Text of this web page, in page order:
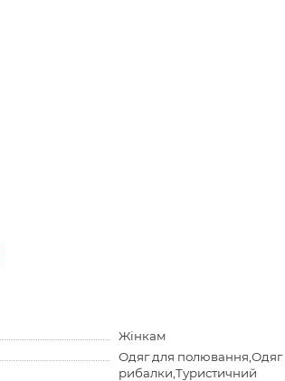
Жінкам
Одяг для полювання,Одяг
рибалки,Туристичний